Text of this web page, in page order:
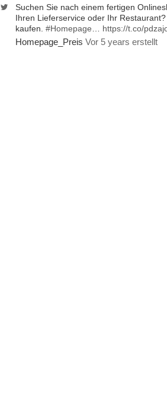
Suchen Sie nach einem fertigen
Ihren Lieferservice oder Ihr
kaufen. #Homepage https://t.co/
Homepage_Preis Vor 5 years erstellt